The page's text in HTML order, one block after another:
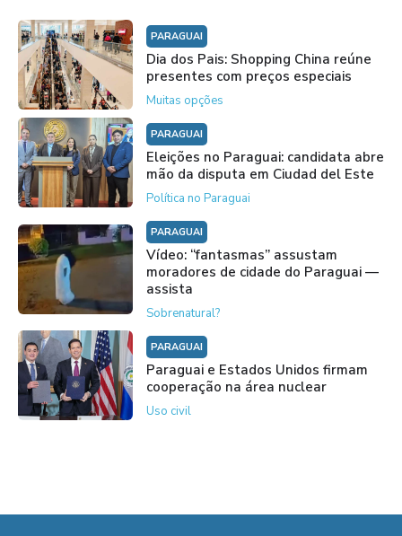
PARAGUAI
Dia dos Pais: Shopping China reúne
presentes com preços especiais
Muitas opções
PARAGUAI
Eleições no Paraguai: candidata abre
mão da disputa em Ciudad del Este
Política no Paraguai
PARAGUAI
Vídeo: “fantasmas” assustam
moradores de cidade do Paraguai —
assista
Sobrenatural?
PARAGUAI
Paraguai e Estados Unidos firmam
cooperação na área nuclear
Uso civil